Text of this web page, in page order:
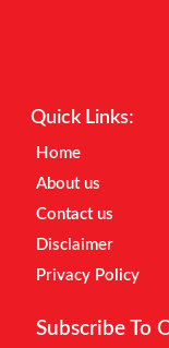
Quick Links:
Home
About us
Contact us
Disclaimer
Privacy Policy
Subscribe To